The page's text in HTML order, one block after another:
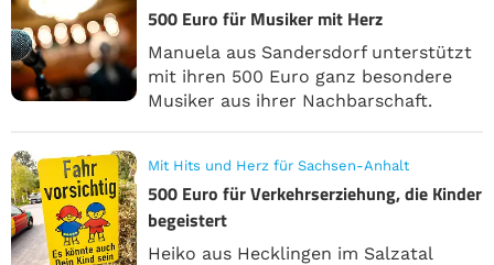
500 Euro für Musiker mit Herz
Manuela aus Sandersdorf unterstützt
mit ihren 500 Euro ganz besondere
Musiker aus ihrer Nachbarschaft.
Mit Hits und Herz für Sachsen-Anhalt
500 Euro für Verkehrserziehung, die Kinder
begeistert
Heiko aus Hecklingen im Salzatal